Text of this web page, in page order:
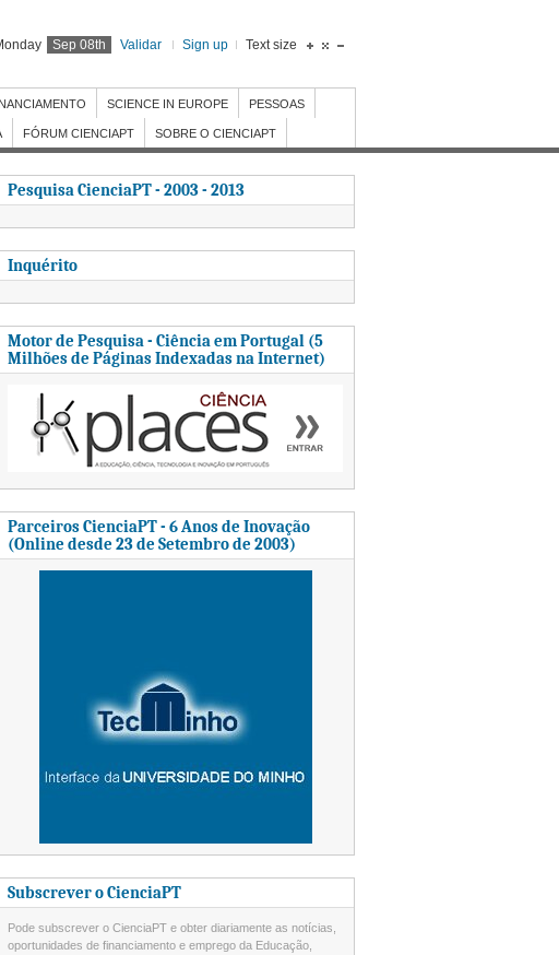
Sep 08th Validar Sign up Text size
SCIENCE IN EUROPE PESSOAS
FÓRUM CIENCIAPT SOBRE O CIENCIAPT
Pesquisa CienciaPT - 2003 - 2013
Inquérito
Motor de Pesquisa - Ciência em Portugal (5
Milhões de Páginas Indexadas na Internet)
Parceiros CienciaPT - 6 Anos de Inovação
(Online desde 23 de Setembro de 2003)
Subscrever o CienciaPT
Pode subscrever o CienciaPT e obter diariamente as notícias,
oportunidades de financiamento e emprego da Educação,